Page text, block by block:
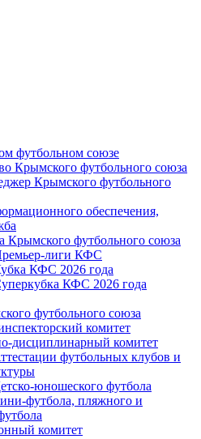
футбольном союзе
Крымского футбольного союза
Крымского футбольного
обеспечения,
Крымского футбольного союза
лиги КФС
КФС 2026 года
КФС 2026 года
футбольного союза
комитет
дисциплинарный комитет
футбольных клубов и
юношеского футбола
футбола, пляжного и
комитет